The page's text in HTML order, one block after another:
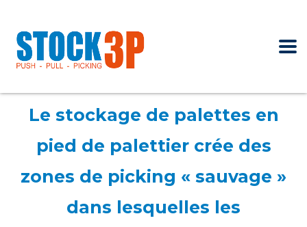
Le stockage de palettes en
pied de palettier crée des
zones de picking « sauvage »
dans lesquelles les